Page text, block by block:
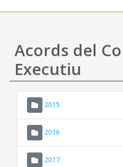
Acords del
Executiu
2015
2016
2017